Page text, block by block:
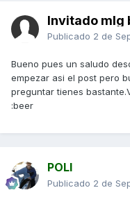
Invitado mlg
Publicado 2 de
Bueno pues un saludo
empezar asi el post pero
preguntar tienes
:beer
POLI
Publicado 2 de